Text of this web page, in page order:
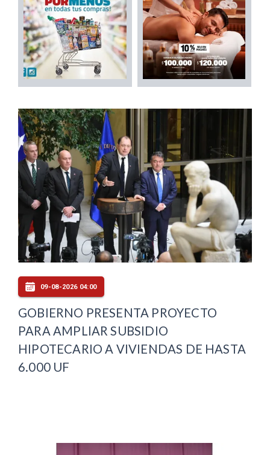
09-08-2026 04:00
GOBIERNO PRESENTA PROYECTO
PARA AMPLIAR SUBSIDIO
HIPOTECARIO A VIVIENDAS DE HASTA
6.000 UF